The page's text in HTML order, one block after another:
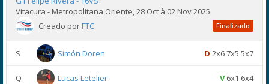
Vitacura - Metropolitana Oriente, 28 Oct à 02 Nov 2025
Creado porFTC Finalizado
S Simón Doren D 2x6 7x5 5x7
Q Lucas Letelier V6x1 6x4